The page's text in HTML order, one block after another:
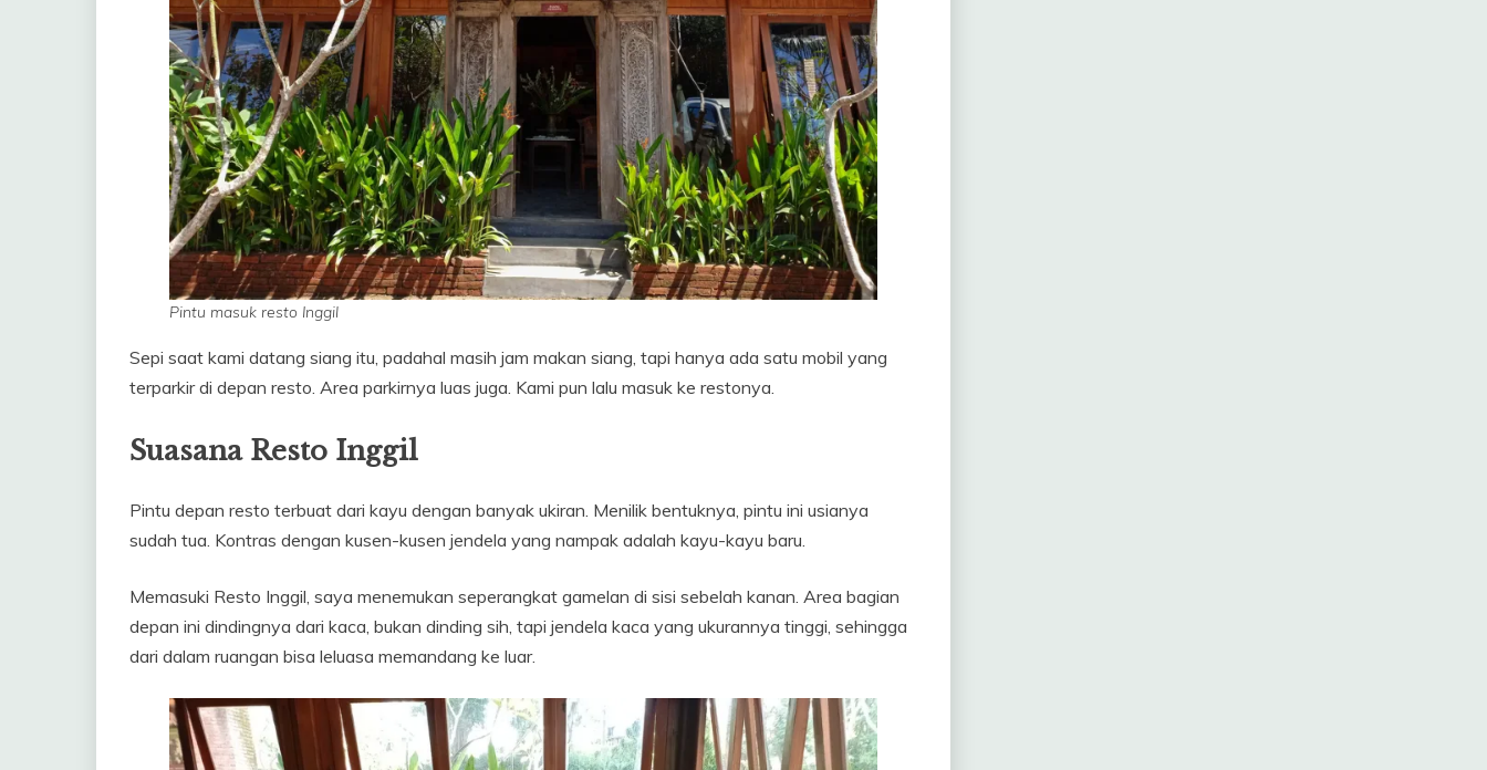
Pintu masuk resto Inggil
Sepi saat kami datang siang itu, padahal masih jam makan siang, tapi hanya ada satu mobil yang
terparkir di depan resto. Area parkirnya luas juga. Kami pun lalu masuk ke restonya.
Suasana Resto Inggil
Pintu depan resto terbuat dari kayu dengan banyak ukiran. Menilik bentuknya, pintu ini usianya
sudah tua. Kontras dengan kusen-kusen jendela yang nampak adalah kayu-kayu baru.
Memasuki Resto Inggil, saya menemukan seperangkat gamelan di sisi sebelah kanan. Area bagian
depan ini dindingnya dari kaca, bukan dinding sih, tapi jendela kaca yang ukurannya tinggi, sehingga
dari dalam ruangan bisa leluasa memandang ke luar.